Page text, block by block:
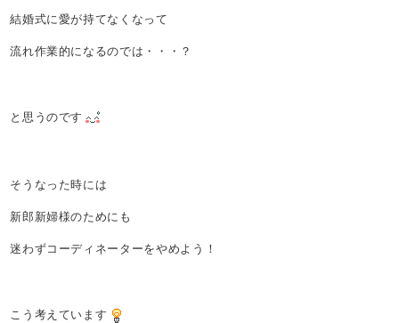
結婚式に愛が持てなくなって
流れ作業的になるのでは・・・？
と思うのです
そうなった時には
新郎新婦様のためにも
迷わずコーディネーターをやめよう！
こう考えています